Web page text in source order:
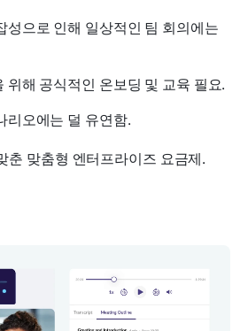
성으로 인해 일상적인 팀 회의에는
위해 공식적인 온보딩 및 교육 필요.
리오에는 덜 유연함.
춘 맞춤형 엔터프라이즈 요금제.